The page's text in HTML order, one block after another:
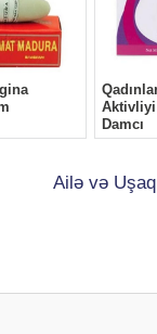
Ailə və Uşaq